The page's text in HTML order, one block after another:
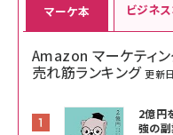
マーケ本
Amazon マーケティ
売れ筋ランキング 更新
2億円
強の副
ビジネ